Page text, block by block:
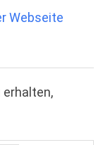
Webseite